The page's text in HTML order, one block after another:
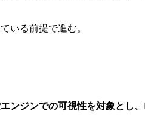
いる前提で進む。
ンジンでの可視性を対象と